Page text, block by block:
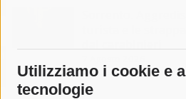
Utilizziamo i cookie e
tecnologie
Sorrento.
turista e le